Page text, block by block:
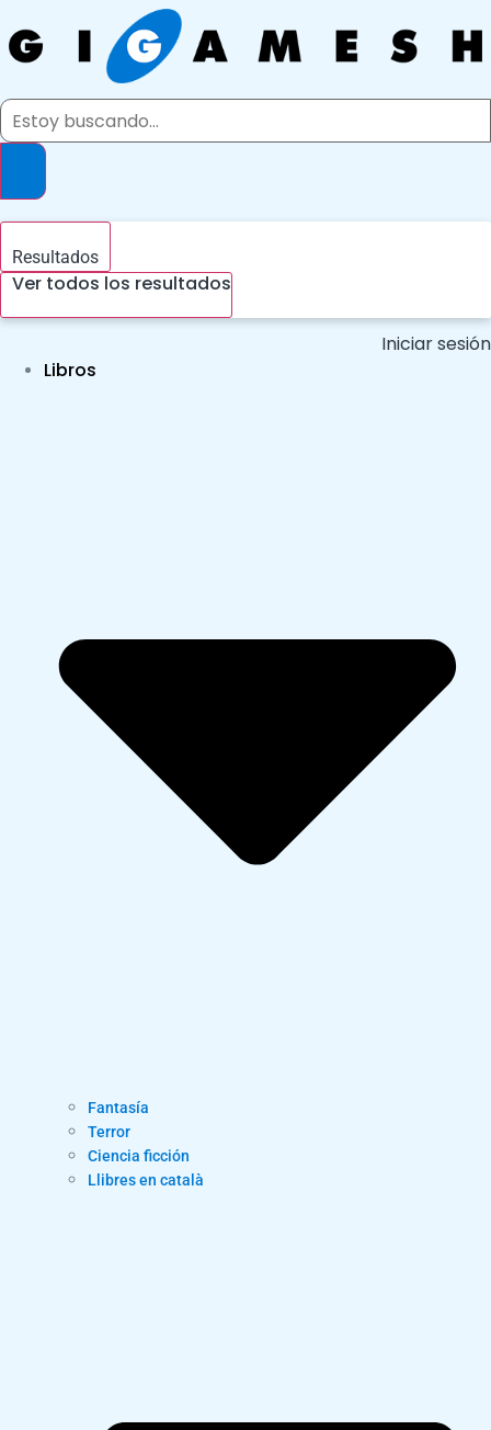
al
contenido
Search
Resultados
Ver todos los resultados
Iniciar sesión
Libros
Fantasía
Terror
Ciencia ficción
Llibres en català